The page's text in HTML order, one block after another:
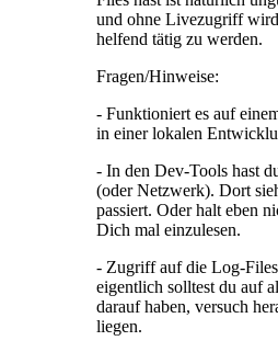
und ohne Livezugriff
helfend tätig zu werden.
Fragen/Hinweise:
- Funktioniert es auf
in einer lokalen
- In den Dev-Tools hast
(oder Netzwerk). Dort
passiert. Oder halt eben
Dich mal einzulesen.
- Zugriff auf die Log-Files
eigentlich solltest du auf
darauf haben, versuch
liegen.